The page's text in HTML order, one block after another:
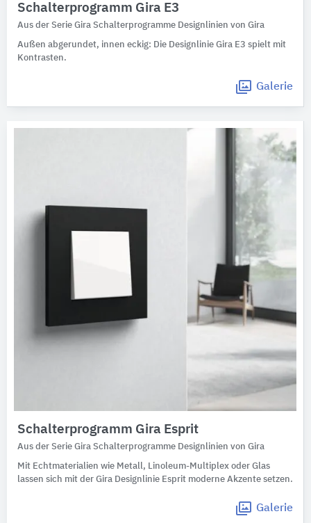
Schalterprogramm Gira E3
Aus der Serie Gira Schalterprogramme Designlinien von Gira
Außen abgerundet, innen eckig: Die Designlinie Gira E3 spielt mit
Kontrasten.
Galerie
Schalterprogramm Gira Esprit
Aus der Serie Gira Schalterprogramme Designlinien von Gira
Mit Echtmaterialien wie Metall, Linoleum-Multiplex oder Glas
lassen sich mit der Gira Designlinie Esprit moderne Akzente setzen.
Galerie